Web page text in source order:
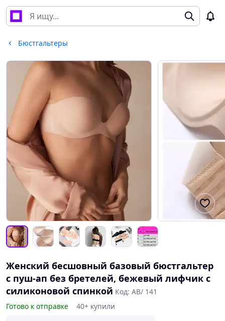
Бюстгальтеры
Женский бесшовный базовый бюстгальтер
с пуш-ап без бретелей, бежевый лифчик с
силиконовой спинкой Код: AB/ 141
Готово к отправке
40+ купили